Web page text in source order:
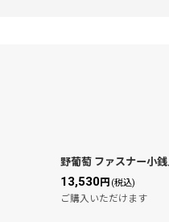
野葡萄 ファスナー小銭
13,530円 (税込)
ご購入いただけます